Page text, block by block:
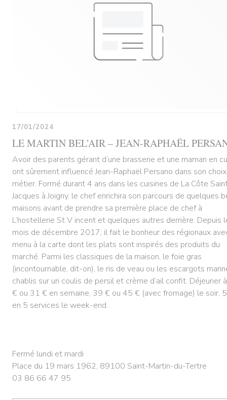
LE MARTIN BEL’AIR – JEAN-RAPHAËL
17/01/2024
Avoir des parents gérant d’une brasserie et une maman en
ont sûrement influencé Jean-Raphaël Persano dans son
métier. Formé durant 4 ans dans les cuisines de La Côte
Jacques à Joigny, le chef enrichira son parcours de quelques
maisons avant de prendre sa première place de chef à
L’hostellerie St V incent et quelques autres derrière. Depuis
mois de décembre 2017, il fait le bonheur des régionaux
menu à la carte dont les plats sont inspirés des produits du
marché. Parmi les classiques de la maison, le foie gras
(incontournable, dit-on), le ris de veau ou les escargots
chablis sur un coulis de persil et crème d’ail confit. Déjeuner
€ ou 31 € en semaine, 39 € ou 45 € (avec fromage) le soir,
en 5 services le week-end.
Fermé lundi et mardi
Place du 19 mars 1962, 89100 Saint-Martin-du-Tertre
03 86 66 47 95